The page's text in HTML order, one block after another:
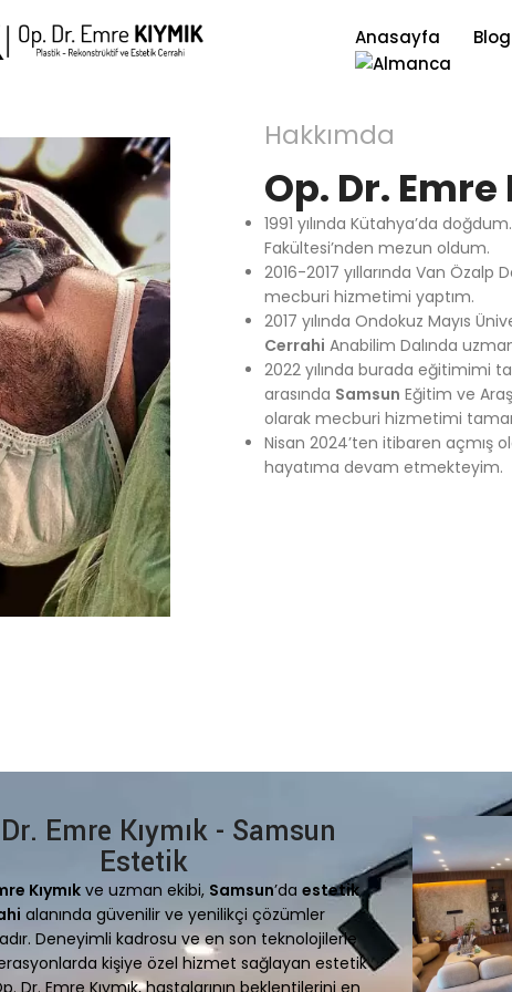
Anasayfa Blog
Hakkımda
Op. Dr.
1991 yılında Kütahya’da
Fakültesi’nden mezun oldum.
2016-2017 yıllarında Van
mecburi hizmetimi yaptım.
2017 yılında Ondokuz Mayıs
Cerrahi Anabilim Dalında
2022 yılında burada eğitimimi
arasında Samsun Eğitim ve
olarak mecburi hizmetimi
Nisan 2024’ten itibaren
hayatıma devam etmekteyim.
Emre Kıymık - Samsun
Estetik
Kıymık ve uzman ekibi, Samsun’da estetik
alanında güvenilir ve yenilikçi çözümler
Deneyimli kadrosu ve en son teknolojilerle
kişiye özel hizmet sağlayan estetik